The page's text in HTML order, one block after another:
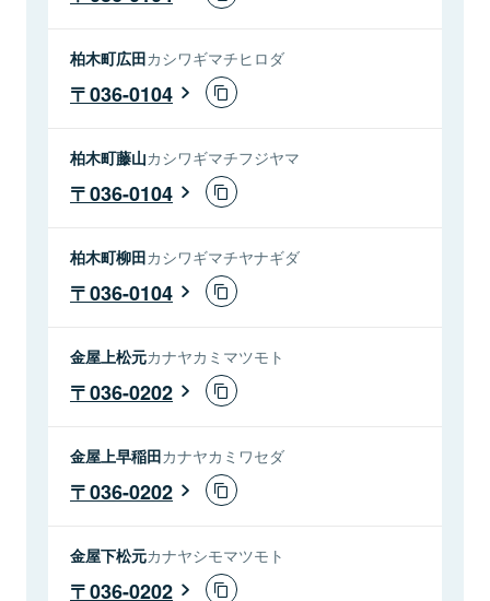
柏木町広田カシワギマチヒロダ
036-0104
柏木町藤山カシワギマチフジヤマ
036-0104
柏木町柳田カシワギマチヤナギダ
036-0104
金屋上松元カナヤカミマツモト
036-0202
金屋上早稲田カナヤカミワセダ
036-0202
金屋下松元カナヤシモマツモト
036-0202